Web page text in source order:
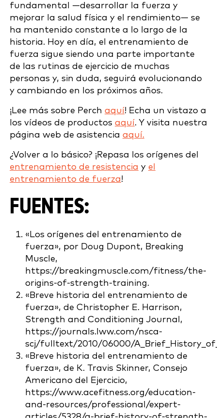
fundamental —desarrollar la fuerza y
mejorar la salud física y el rendimiento— se
ha mantenido constante a lo largo de la
historia. Hoy en día, el entrenamiento de
fuerza sigue siendo una parte importante
de las rutinas de ejercicio de muchas
personas y, sin duda, seguirá evolucionando
y cambiando en los próximos años.
¡Lee más sobre Perch aquí! Echa un vistazo a
los vídeos de productos aquí. Y visita nuestra
página web de asistencia aquí.
¿Volver a lo básico? ¡Repasa los orígenes del
entrenamiento de resistencia y el
entrenamiento de fuerza!
FUENTES:
«Los orígenes del entrenamiento de
fuerza», por Doug Dupont, Breaking
Muscle,
https://breakingmuscle.com/fitness/the-
origins-of-strength-training.
«Breve historia del entrenamiento de
fuerza», de Christopher E. Harrison,
Strength and Conditioning Journal,
https://journals.lww.com/nsca-
scj/fulltext/2010/06000/
«Breve historia del entrenamiento de
fuerza», de K. Travis Skinner, Consejo
Americano del Ejercicio,
https://www.acefitness.org/education-
and-resources/professional/expert-